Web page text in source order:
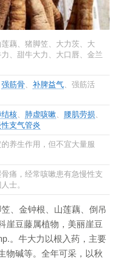
藕、猪脚笠、大力茨、大
、甜牛大力、大口唇、金兰
强筋骨 补脾益气、强筋活
结核、 肺虚咳嗽 腰肌劳损
支气管炎
养生作用，但不宜大量服
痛，经常咳嗽患有急慢性支
士。
、金钟根、山莲藕、倒吊
崖豆藤属植物，美丽崖豆
。牛大力以根入药，主要
物碱等。全年可采，以秋